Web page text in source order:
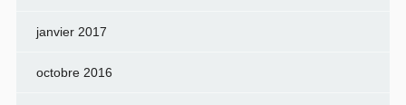
janvier 2017
octobre 2016